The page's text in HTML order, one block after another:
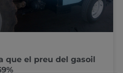
que el preu del gasoil